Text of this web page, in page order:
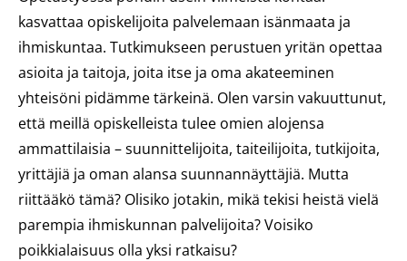
kasvattaa opiskelijoita palvelemaan isänmaata ja
ihmiskuntaa. Tutkimukseen perustuen yritän opettaa
asioita ja taitoja, joita itse ja oma akateeminen
yhteisöni pidämme tärkeinä. Olen varsin vakuuttunut,
että meillä opiskelleista tulee omien alojensa
ammattilaisia – suunnittelijoita, taiteilijoita, tutkijoita,
yrittäjiä ja oman alansa suunnannäyttäjiä. Mutta
riittääkö tämä? Olisiko jotakin, mikä tekisi heistä vielä
parempia ihmiskunnan palvelijoita? Voisiko
poikkialaisuus olla yksi ratkaisu?